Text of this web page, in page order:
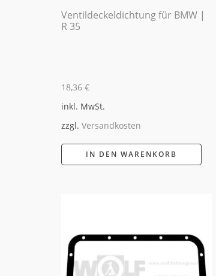
Ventildeckeldichtung für BMW |
R 35
18,36 €
inkl. MwSt.
zzgl. Versandkosten
IN DEN WARENKORB